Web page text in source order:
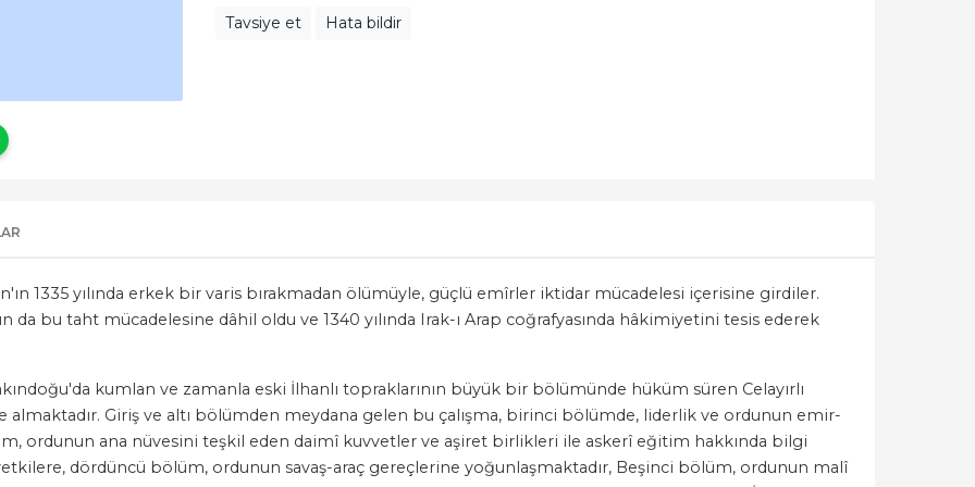
Tavsiye et Hata bildir
1335 yılında erkek bir varis bırakmadan ölümüyle, güçlü emîrler iktidar mücadelesi içerisine girdiler.
da bu taht mücadelesine dâhil oldu ve 1340 yılında Irak-ı Arap coğrafyasında hâkimiyetini tesis ederek
kumlan ve zamanla eski İlhanlı topraklarının büyük bir bölümünde hüküm süren Celayırlı
Giriş ve altı bölümden meydana gelen bu çalışma, birinci bölümde, liderlik ve ordunun emir-
ordunun ana nüvesini teşkil eden daimî kuvvetler ve aşiret birlikleri ile askerî eğitim hakkında bilgi
dördüncü bölüm, ordunun savaş-araç gereçlerine yoğunlaşmaktadır, Beşinci bölüm, ordunun malî